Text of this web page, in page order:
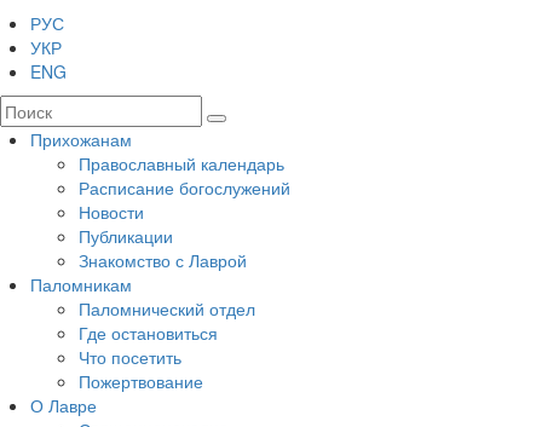
РУС
УКР
ENG
Прихожанам
Православный календарь
Расписание богослужений
Новости
Публикации
Знакомство с Лаврой
Паломникам
Паломнический отдел
Где остановиться
Что посетить
Пожертвование
О Лавре